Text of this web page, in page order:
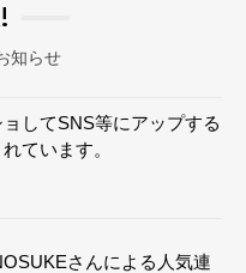
知らせ
してSNS等にアップする
ています。
さんによる人気連